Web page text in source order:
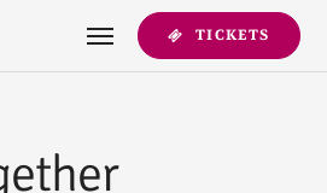
TICKETS